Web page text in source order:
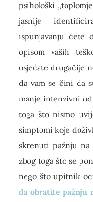
psihološki
jasnije
ispunjavanju ćete
opisom vaših
osjećate drugačije
da vam se čini da
manje intenzivni
toga što nismo
simptomi koje
skrenuti pažnju
zbog toga što se
nego što upitnik
da obratite pažnju